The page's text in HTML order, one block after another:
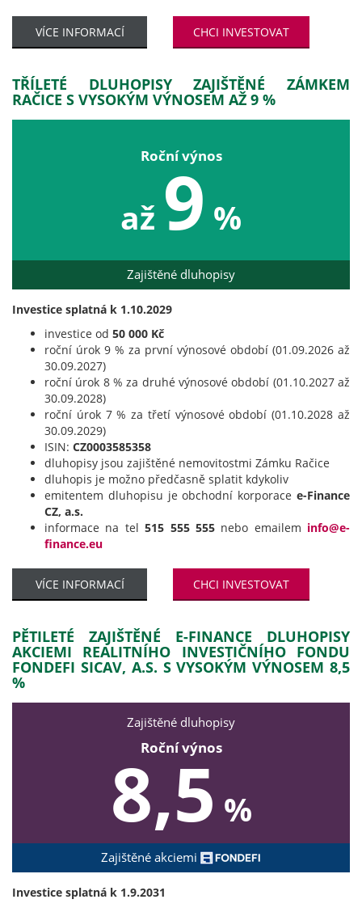
VÍCE INFORMACÍ CHCI INVESTOVAT
TŘÍLETÉ DLUHOPISY ZAJIŠTĚNÉ ZÁMKEM
RAČICE S VYSOKÝM VÝNOSEM AŽ 9 %
Roční výnos
až 9 %
Zajištěné dluhopisy
Investice splatná k 1.10.2029
investice od 50 000 Kč
roční úrok 9 % za první výnosové období (01.09.2026 až
30.09.2027)
roční úrok 8 % za druhé výnosové období (01.10.2027 až
30.09.2028)
roční úrok 7 % za třetí výnosové období (01.10.2028 až
30.09.2029)
ISIN: CZ0003585358
dluhopisy jsou zajištěné nemovitostmi Zámku Račice
dluhopis je možno předčasně splatit kdykoliv
emitentem dluhopisu je obchodní korporace e-Finance
CZ, a.s.
informace na tel515 555 555nebo emailem info@e-
finance.eu
VÍCE INFORMACÍ CHCI INVESTOVAT
PĚTILETÉ ZAJIŠTĚNÉ E-FINANCE DLUHOPISY
AKCIEMI REALITNÍHO INVESTIČNÍHO FONDU
FONDEFI SICAV, A.S. S VYSOKÝM VÝNOSEM 8,5
%
Zajištěné dluhopisy
Roční výnos
8,5 %
Zajištěné akciemi
Investice splatná k 1.9.2031